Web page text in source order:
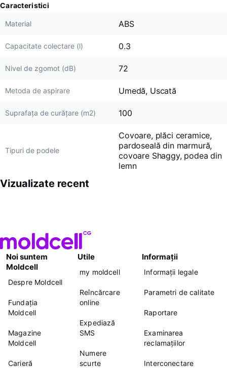
Caracteristici
Material ABS
Capacitate colectare (l) 0.3
Nivel de zgomot (dB) 72
Metoda de aspirare Umedă, Uscată
Suprafața de curățare (m2) 100
Tipuri de podele
Covoare, plăci ceramice,
pardoseală din marmură,
covoare Shaggy, podea din
lemn
Vizualizate recent
Noi suntem
Moldcell
Despre Moldcell
Fundația
Moldcell
Magazine
Moldcell
Carieră
Utile
my moldcell
Reîncărcare
online
Expediază
SMS
Numere
scurte
Informații
Informații legale
Parametri de calitate
Raportare
Examinarea
reclamațiilor
Interconectare